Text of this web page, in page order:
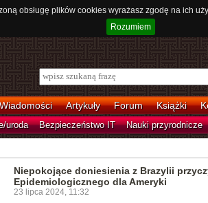
obsługę plików cookies wyrażasz zgodę na ich
Rozumiem
Artykuły Forum Książki
uroda Bezpieczeństwo IT Nauki przyrodnicze
Niepokojące doniesienia z Brazylii
Epidemiologicznego dla Ameryki
23 lipca 2024, 11:32